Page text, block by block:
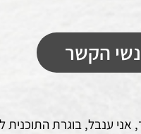
הקשר
אני ענבל, בוגרת